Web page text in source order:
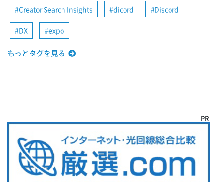
Creator Search Insights dicord Discord
DX expo
もっとタグを見る
PR